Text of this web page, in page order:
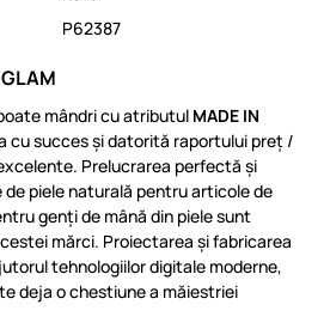
P62387
mândri cu atributul MADE IN
cu succes și datorită raportului preț /
Prelucrarea perfectă și
piele naturală pentru articole de
genți de mână din piele sunt
mărci. Proiectarea și fabricarea
tehnologiilor digitale moderne,
deja o chestiune a măiestriei